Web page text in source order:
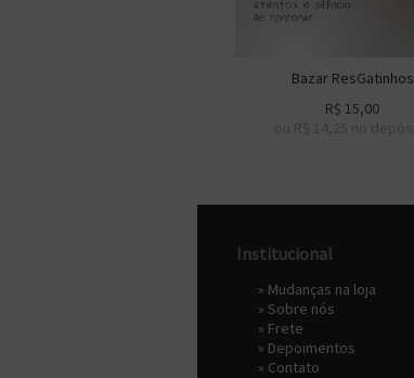
Bazar ResGatinhos
R$ 15,00
Institucional
» Mudanças na loja
» Sobre nós
» Frete
» Depoimentos
» Contato